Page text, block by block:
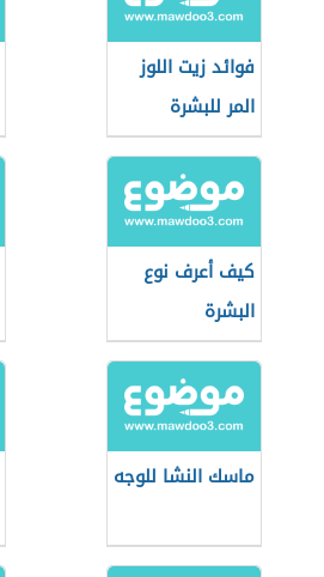
فوائد زيت اللوز
المر للبشرة
الدهنية
كيف أعرف نوع
البشرة
ماسك النشا للوجه